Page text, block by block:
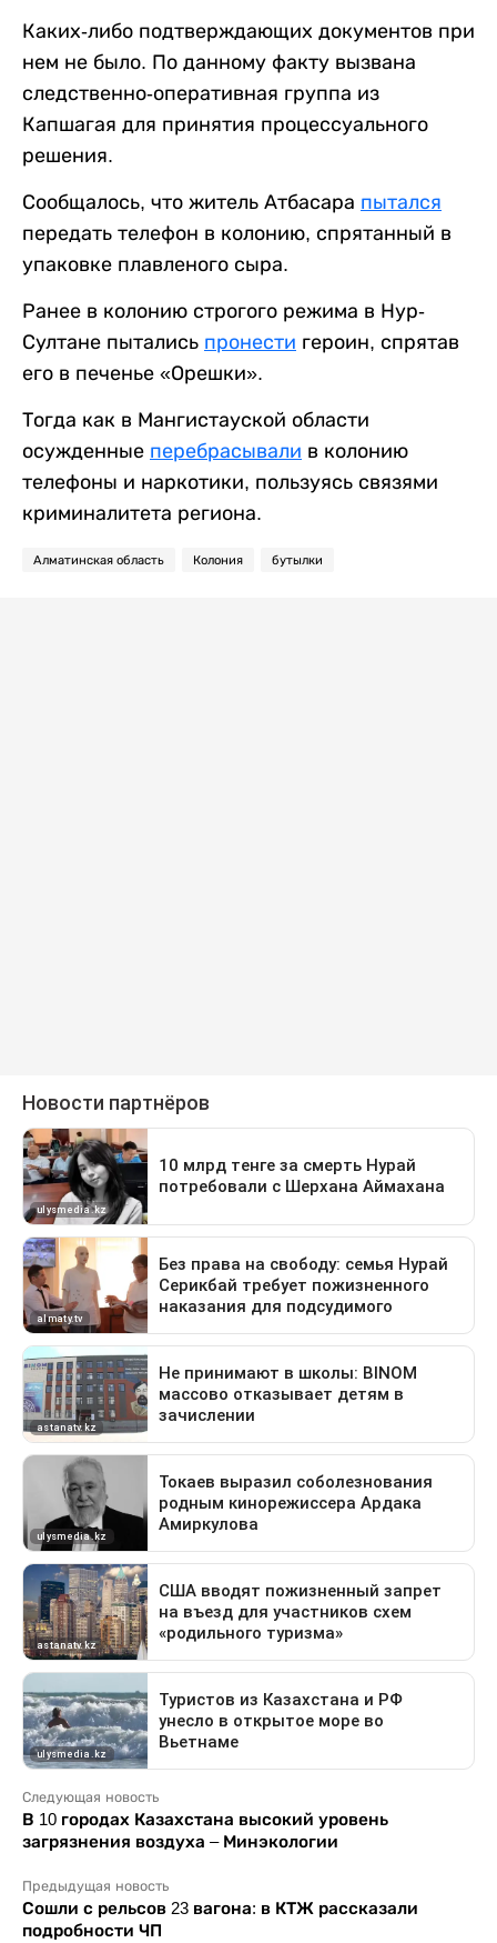
Каких-либо подтверждающих документов при
нем не было. По данному факту вызвана
следственно-оперативная группа из
Капшагая для принятия процессуального
решения.
Сообщалось, что житель Атбасара пытался
передать телефон в колонию, спрятанный в
упаковке плавленого сыра.
Ранее в колонию строгого режима в Нур-
Султане пытались пронести героин, спрятав
его в печенье «Орешки».
Тогда как в Мангистауской области
осужденные перебрасывали в колонию
телефоны и наркотики, пользуясь связями
криминалитета региона.
Алматинская область Колония бутылки
Следующая новость
В 10 городах Казахстана высокий уровень
загрязнения воздуха – Минэкологии
Предыдущая новость
Сошли с рельсов 23 вагона: в КТЖ рассказали
подробности ЧП